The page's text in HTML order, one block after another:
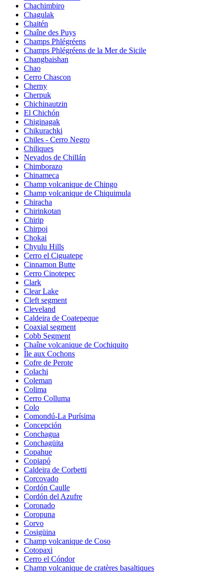
Chachimbiro
Chagulak
Chaitén
Chaîne des Puys
Champs Phlégréens
Champs Phlégréens de la Mer de Sicile
Changbaishan
Chao
Cerro Chascon
Cherny
Cherpuk
Chichinautzin
El Chichón
Chiginagak
Chikurachki
Chiles - Cerro Negro
Chiliques
Nevados de Chillán
Chimborazo
Chinameca
Champ volcanique de Chingo
Champ volcanique de Chiquimula
Chiracha
Chirinkotan
Chirip
Chirpoi
Chokai
Chyulu Hills
Cerro el Ciguatepe
Cinnamon Butte
Cerro Cinotepec
Clark
Clear Lake
Cleft segment
Cleveland
Caldeira de Coatepeque
Coaxial segment
Cobb Segment
Chaîne volcanique de Cochiquito
Île aux Cochons
Cofre de Perote
Colachi
Coleman
Colima
Cerro Colluma
Colo
Comondú-La Purísima
Concepción
Conchagua
Conchagüita
Copahue
Copiapó
Caldeira de Corbetti
Corcovado
Cordón Caulle
Cordón del Azufre
Coronado
Coropuna
Corvo
Cosigüina
Champ volcanique de Coso
Cotopaxi
Cerro el Cóndor
Champ volcanique de cratères basaltiques